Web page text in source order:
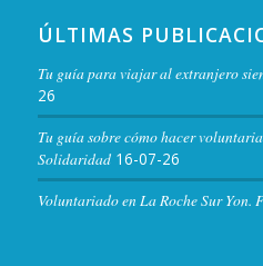
ÚLTIMAS
Tu guía para viajar al extranjero
26
Tu guía sobre cómo hacer
Solidaridad 16-07-26
Voluntariado en La Roche Sur Yon.